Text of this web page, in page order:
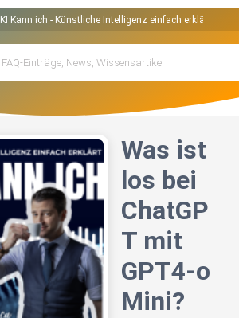
KI Kann ich - Künstliche Intelligenz einfach erklärt
Was ist
los bei
ChatGP
T mit
GPT4-o
Mini?